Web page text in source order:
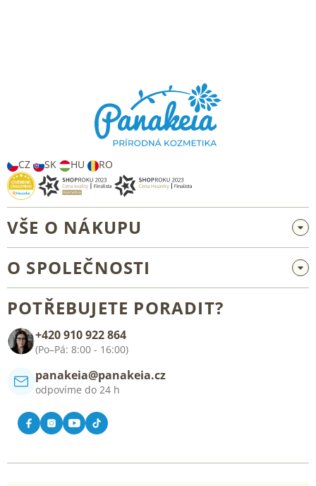
CZ SK HU RO
VŠE O NÁKUPU
Velkoobchod a spolupráce
Všeobecné obchodní podmínky
O SPOLEČNOSTI
Kontakt
POTŘEBUJETE PORADIT?
+420 910 922 864
(Po–Pá: 8:00 - 16:00)
panakeia@panakeia.cz
odpovíme do 24 h